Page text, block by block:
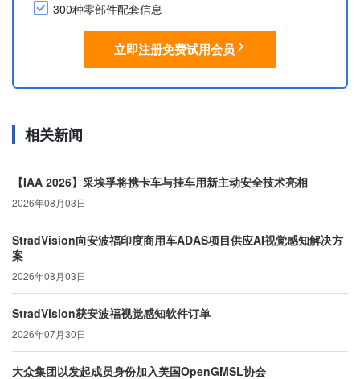
300种零部件配套信息
立即注册免费试用会员
相关新闻
【IAA 2026】采埃孚将携卡车与挂车用新主动安全技术亮相
2026年08月03日
StradVision向安波福印度商用车ADAS项目供应AI视觉感知解决方
案
2026年08月03日
StradVision获安波福视觉感知软件订单
2026年07月30日
大众集团以发起成员身份加入美国OpenGMSL协会